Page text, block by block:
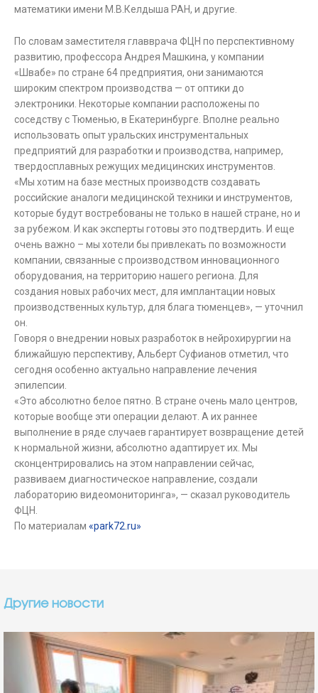
математики имени М.В.Келдыша РАН, и другие.
По словам заместителя главврача ФЦН по перспективному
развитию, профессора Андрея Машкина, у компании
«Швабе» по стране 64 предприятия, они занимаются
широким спектром производства — от оптики до
электроники. Некоторые компании расположены по
соседству с Тюменью, в Екатеринбурге. Вполне реально
использовать опыт уральских инструментальных
предприятий для разработки и производства, например,
твердосплавных режущих медицинских инструментов.
«Мы хотим на базе местных производств создавать
российские аналоги медицинской техники и инструментов,
которые будут востребованы не только в нашей стране, но и
за рубежом. И как эксперты готовы это подтвердить. И еще
очень важно – мы хотели бы привлекать по возможности
компании, связанные с производством инновационного
оборудования, на территорию нашего региона. Для
создания новых рабочих мест, для имплантации новых
производственных культур, для блага тюменцев», — уточнил
он.
Говоря о внедрении новых разработок в нейрохирургии на
ближайшую перспективу, Альберт Суфианов отметил, что
сегодня особенно актуально направление лечения
эпилепсии.
«Это абсолютно белое пятно. В стране очень мало центров,
которые вообще эти операции делают. А их раннее
выполнение в ряде случаев гарантирует возвращение детей
к нормальной жизни, абсолютно адаптирует их. Мы
сконцентрировались на этом направлении сейчас,
развиваем диагностическое направление, создали
лабораторию видеомониторинга», — сказал руководитель
ФЦН.
По материалам «park72.ru»
Другие новости